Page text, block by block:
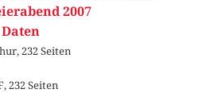
2007
Daten
232 Seiten
232 Seiten